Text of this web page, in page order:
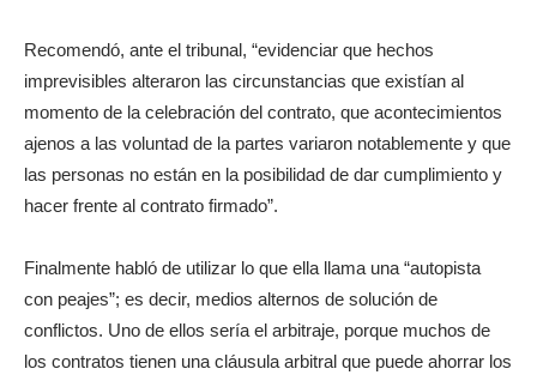
Recomendó, ante el tribunal, “evidenciar que hechos
imprevisibles alteraron las circunstancias que existían al
momento de la celebración del contrato, que acontecimientos
ajenos a las voluntad de la partes variaron notablemente y que
las personas no están en la posibilidad de dar cumplimiento y
hacer frente al contrato firmado”.
Finalmente habló de utilizar lo que ella llama una “autopista
con peajes”; es decir, medios alternos de solución de
conflictos. Uno de ellos sería el arbitraje, porque muchos de
los contratos tienen una cláusula arbitral que puede ahorrar los